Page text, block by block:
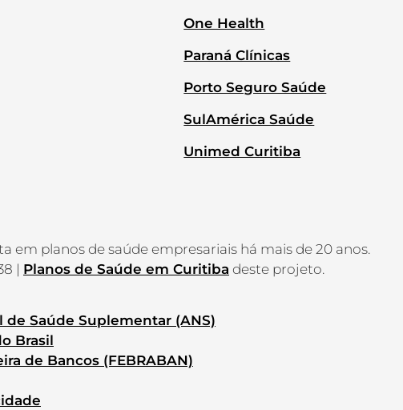
One Health
Paraná Clínicas
Porto Seguro Saúde
SulAmérica Saúde
Unimed Curitiba
em planos de saúde empresariais há mais de 20 anos.
| Planos de Saúde em Curitiba deste projeto.
de Saúde Suplementar (ANS)
Brasil
de Bancos (FEBRABAN)